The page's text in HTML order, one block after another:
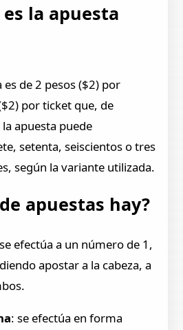
la apuesta
de 2 pesos ($2) por
por ticket que, de
apuesta puede
setenta, seiscientos o tres
según la variante utilizada.
apuestas hay?
efectúa a un número de 1,
apostar a la cabeza, a
: se efectúa en forma